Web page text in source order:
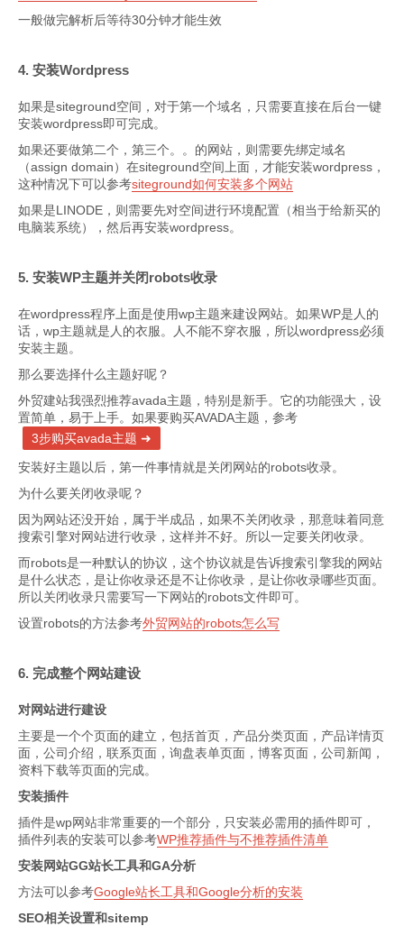
一般做完解析后等待30分钟才能生效
4. 安装Wordpress
如果是siteground空间，对于第一个域名，只需要直接在后台一键
安装wordpress即可完成。
如果还要做第二个，第三个。。的网站，则需要先绑定域名
（assign domain）在siteground空间上面，才能安装wordpress，
这种情况下可以参考siteground如何安装多个网站
如果是LINODE，则需要先对空间进行环境配置（相当于给新买的
电脑装系统），然后再安装wordpress。
5. 安装WP主题并关闭robots收录
在wordpress程序上面是使用wp主题来建设网站。如果WP是人的
话，wp主题就是人的衣服。人不能不穿衣服，所以wordpress必须
安装主题。
那么要选择什么主题好呢？
外贸建站我强烈推荐avada主题，特别是新手。它的功能强大，设
置简单，易于上手。如果要购买AVADA主题，参考
3步购买avada主题
安装好主题以后，第一件事情就是关闭网站的robots收录。
为什么要关闭收录呢？
因为网站还没开始，属于半成品，如果不关闭收录，那意味着同意
搜索引擎对网站进行收录，这样并不好。所以一定要关闭收录。
而robots是一种默认的协议，这个协议就是告诉搜索引擎我的网站
是什么状态，是让你收录还是不让你收录，是让你收录哪些页面。
所以关闭收录只需要写一下网站的robots文件即可。
设置robots的方法参考外贸网站的robots怎么写
6. 完成整个网站建设
对网站进行建设
主要是一个个页面的建立，包括首页，产品分类页面，产品详情页
面，公司介绍，联系页面，询盘表单页面，博客页面，公司新闻，
资料下载等页面的完成。
安装插件
插件是wp网站非常重要的一个部分，只安装必需用的插件即可，
插件列表的安装可以参考WP推荐插件与不推荐插件清单
安装网站GG站长工具和GA分析
方法可以参考Google站长工具和Google分析的安装
SEO相关设置和sitemp